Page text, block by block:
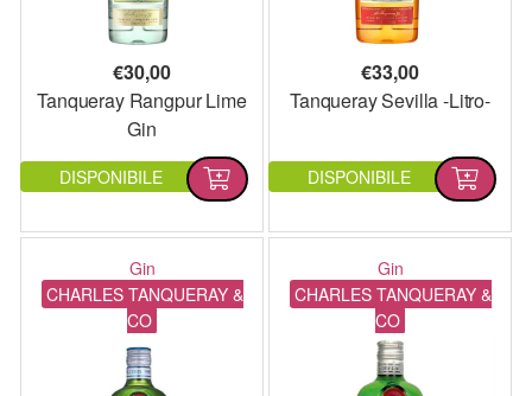
€30,00
Tanqueray Rangpur Lime
Gin
DISPONIBILE
€33,00
Tanqueray Sevilla -Litro-
DISPONIBILE
Gin
CHARLES TANQUERAY &
CO
Gin
CHARLES TANQUERAY &
CO